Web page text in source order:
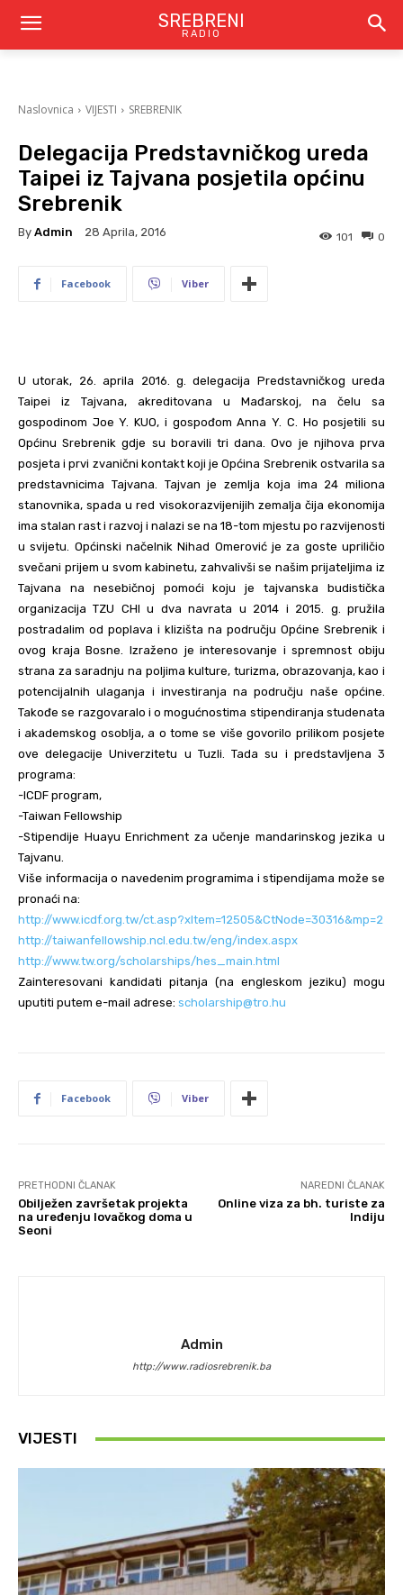
SREBRENI
RADIO
Naslovnica VIJESTI SREBRENIK
Delegacija Predstavničkog ureda
Taipei iz Tajvana posjetila općinu
Srebrenik
By Admin 28 Aprila, 2016 0
101
Facebook Viber
U utorak, 26. aprila 2016. g. delegacija Predstavničkog ureda
Taipei iz Tajvana, akreditovana u Mađarskoj, na čelu sa
gospodinom Joe Y. KUO, i gospođom Anna Y. C. Ho posjetili su
Općinu Srebrenik gdje su boravili tri dana. Ovo je njihova prva
posjeta i prvi zvanični kontakt koji je Općina Srebrenik ostvarila sa
predstavnicima Tajvana. Tajvan je zemlja koja ima 24 miliona
stanovnika, spada u red visokorazvijenijih zemalja čija ekonomija
ima stalan rast i razvoj i nalazi se na 18-tom mjestu po razvijenosti
u svijetu. Općinski načelnik Nihad Omerović je za goste upriličio
svečani prijem u svom kabinetu, zahvalivši se našim prijateljima iz
Tajvana na nesebičnoj pomoći koju je tajvanska budistička
organizacija TZU CHI u dva navrata u 2014 i 2015. g. pružila
postradalim od poplava i klizišta na području Općine Srebrenik i
ovog kraja Bosne. Izraženo je interesovanje i spremnost obiju
strana za saradnju na poljima kulture, turizma, obrazovanja, kao i
potencijalnih ulaganja i investiranja na području naše općine.
Takođe se razgovaralo i o mogućnostima stipendiranja studenata
i akademskog osoblja, a o tome se više govorilo prilikom posjete
ove delegacije Univerzitetu u Tuzli. Tada su i predstavljena 3
programa:
-ICDF program,
-Taiwan Fellowship
-Stipendije Huayu Enrichment za učenje mandarinskog jezika u
Tajvanu.
Više informacija o navedenim programima i stipendijama može se
pronaći na:
http://www.icdf.org.tw/ct.asp?xItem=12505&CtNode=30316&mp=2
http://taiwanfellowship.ncl.edu.tw/eng/index.aspx
http://www.tw.org/scholarships/hes_main.html
Zainteresovani kandidati pitanja (na engleskom jeziku) mogu
uputiti putem e-mail adrese: scholarship@tro.hu
Facebook Viber
PRETHODNI ČLANAK
Obilježen završetak projekta
na uređenju lovačkog doma u
Seoni
NAREDNI ČLANAK
Online viza za bh. turiste za
Indiju
Admin
http://www.radiosrebrenik.ba
VIJESTI